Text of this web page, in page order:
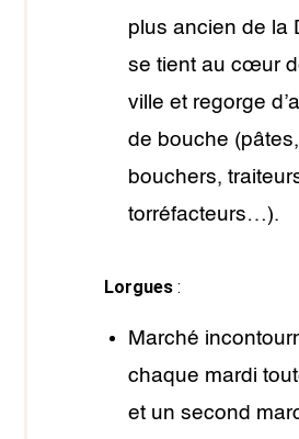
plus ancien de la
se tient au cœur
ville et regorge
de bouche (pâtes,
bouchers,
torréfacteurs…).
Lorgues :
Marché
chaque mardi
et un second